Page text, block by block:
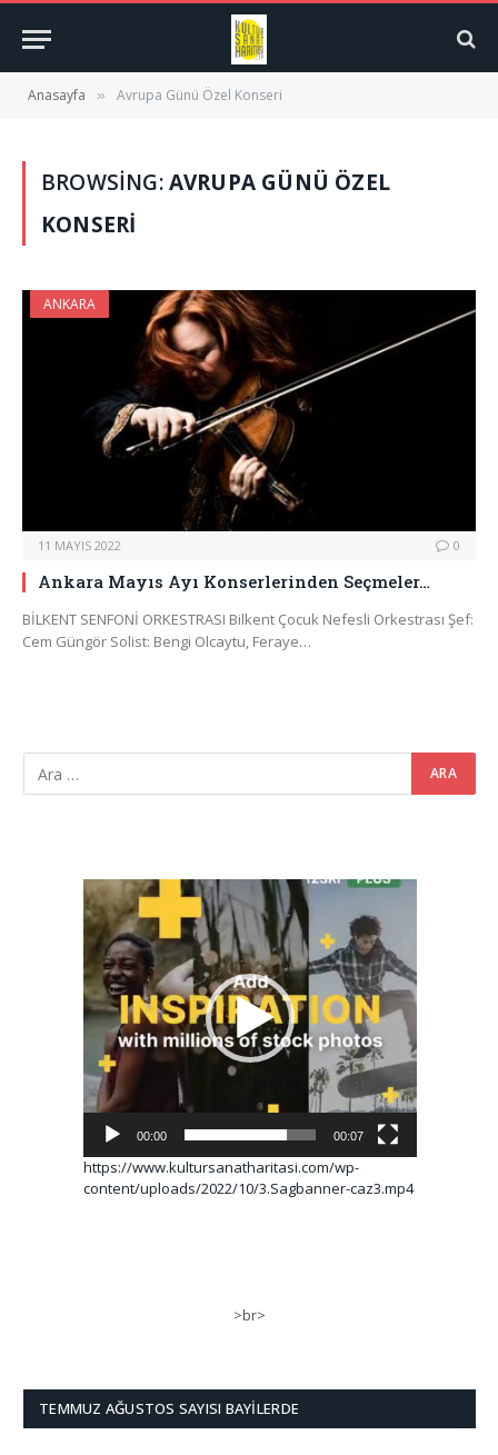
Anasayfa » Avrupa Günü Özel Konseri
BROWSING:AVRUPA GÜNÜ ÖZEL
KONSERI
ANKARA
11 MAYIS 2022 0
Ankara Mayıs Ayı Konserlerinden Seçmeler…
BİLKENT SENFONİ ORKESTRASI Bilkent Çocuk Nefesli Orkestrası Şef:
Cem Güngör Solist: Bengi Olcaytu, Feraye…
Video
oynatıcı
00:00 00:07
https://www.kultursanatharitasi.com/wp-
content/uploads/2022/10/3.Sagbanner-caz3.mp4
>br>
TEMMUZ AĞUSTOS SAYISI BAYILERDE